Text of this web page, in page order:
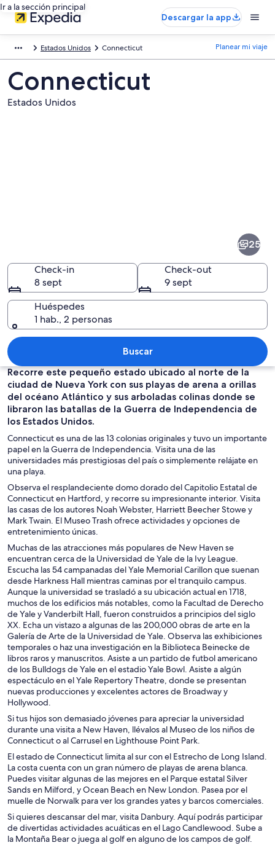
Ir a la sección principal
Descargar la app
Estados Unidos Connecticut Planear mi viaje
Connecticut
Estados Unidos
Un paisaje urbano con un edificio
25
Check-in
8 sept
Check-out
9 sept
Huéspedes
1 hab., 2 personas
Buscar
Recorre este pequeño estado ubicado al norte de la
ciudad de Nueva York con sus playas de arena a orillas
del océano Atlántico y sus arboladas colinas donde se
libraron las batallas de la Guerra de Independencia de
los Estados Unidos.
Connecticut es una de las 13 colonias originales y tuvo un importante
papel en la Guerra de Independencia. Visita una de las
universidades más prestigiosas del país o simplemente relájate en
una playa.
Observa el resplandeciente domo dorado del Capitolio Estatal de
Connecticut en Hartford, y recorre su impresionante interior. Visita
las casas de los autores Noah Webster, Harriett Beecher Stowe y
Mark Twain. El Museo Trash ofrece actividades y opciones de
entretenimiento únicas.
Muchas de las atracciones más populares de New Haven se
encuentran cerca de la Universidad de Yale de la Ivy League.
Escucha las 54 campanadas del Yale Memorial Carillon que suenan
desde Harkness Hall mientras caminas por el tranquilo campus.
Aunque la universidad se trasladó a su ubicación actual en 1718,
muchos de los edificios más notables, como la Facultad de Derecho
de Yale y Vanderbilt Hall, fueron construidos a principios del siglo
XX. Echa un vistazo a algunas de las 200,000 obras de arte en la
Galería de Arte de la Universidad de Yale. Observa las exhibiciones
temporales o haz una investigación en la Biblioteca Beinecke de
libros raros y manuscritos. Asiste a un partido de futbol americano
de los Bulldogs de Yale en el estadio Yale Bowl. Asiste a algún
espectáculo en el Yale Repertory Theatre, donde se presentan
nuevas producciones y excelentes actores de Broadway y
Hollywood.
Si tus hijos son demasiado jóvenes para apreciar la universidad
durante una visita a New Haven, llévalos al Museo de los niños de
Connecticut o al Carrusel en Lighthouse Point Park.
El estado de Connecticut limita al sur con el Estrecho de Long Island.
La costa cuenta con un gran número de playas de arena blanca.
Puedes visitar algunas de las mejores en el Parque estatal Silver
Sands en Milford, y Ocean Beach en New London. Pasea por el
muelle de Norwalk para ver los grandes yates y barcos comerciales.
Si quieres descansar del mar, visita Danbury. Aquí podrás participar
de divertidas actividades acuáticas en el Lago Candlewood. Sube a
la Montaña Bear o juega al golf en alguno de los campos de golf.